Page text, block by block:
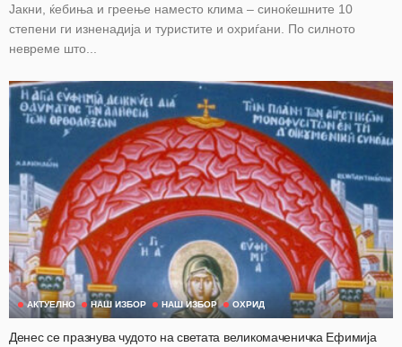
Јакни, ќебиња и греење наместо клима – синоќешните 10
степени ги изненадија и туристите и охриѓани. По силното
невреме што...
АКТУЕЛНО НАШ ИЗБОР НАШ ИЗБОР ОХРИД
Денес се празнува чудото на светата великомаченичка Ефимија